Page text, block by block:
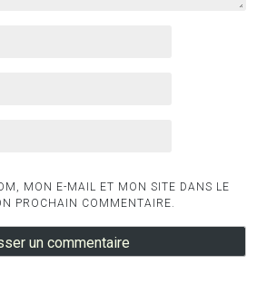
MON E-MAIL ET MON SITE DANS LE
PROCHAIN COMMENTAIRE.